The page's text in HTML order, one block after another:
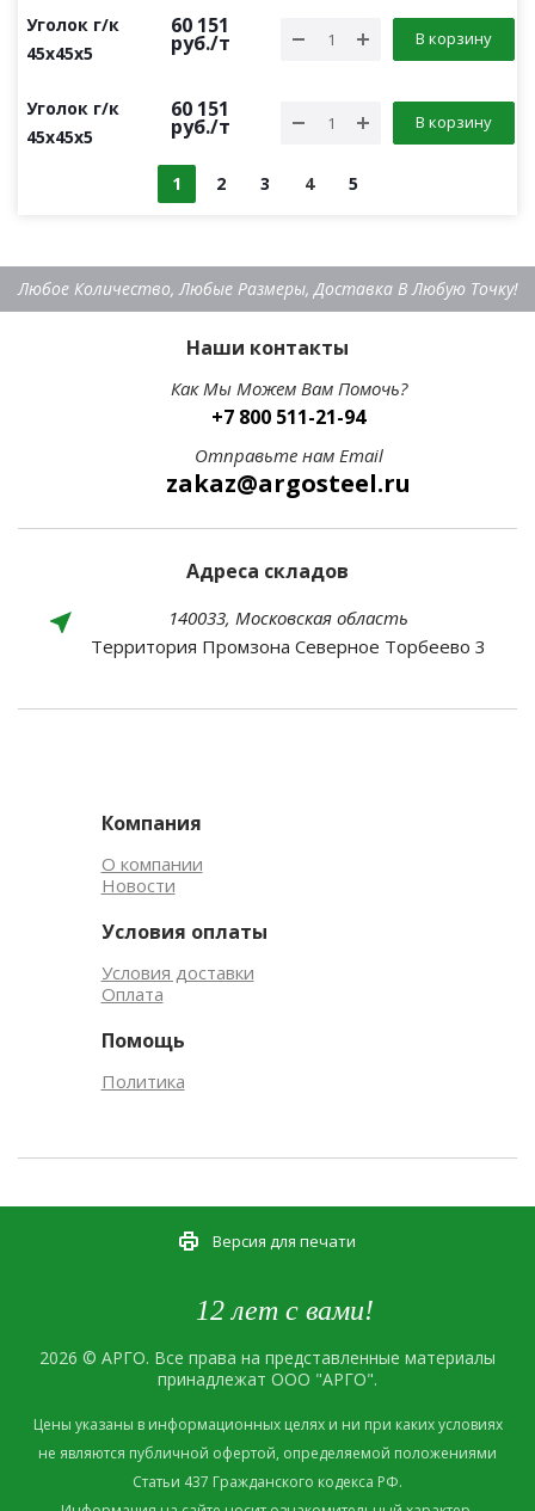
Уголок г/к
45х45х5
60 151
руб./т В корзину
Уголок г/к
45х45х5
60 151
руб./т В корзину
1 2 3 4 5
Любое Количество, Любые Размеры, Доставка В Любую Точку!
Наши контакты
Как Мы Можем Вам Помочь?
+7 800 511-21-94
Отправьте нам Email
zakaz@argosteel.ru
Компания
О компании
Новости
Условия оплаты
Условия доставки
Оплата
Помощь
Политика
Адреса складов
140033, Московская область
Территория Промзона Северное Торбеево 3
12 лет с вами!
Версия для печати
2026 © АРГО. Все права на представленные материалы
принадлежат ООО "АРГО".
Цены указаны в информационных целях и ни при каких условиях
не являются публичной офертой, определяемой положениями
Статьи 437 Гражданского кодекса РФ.